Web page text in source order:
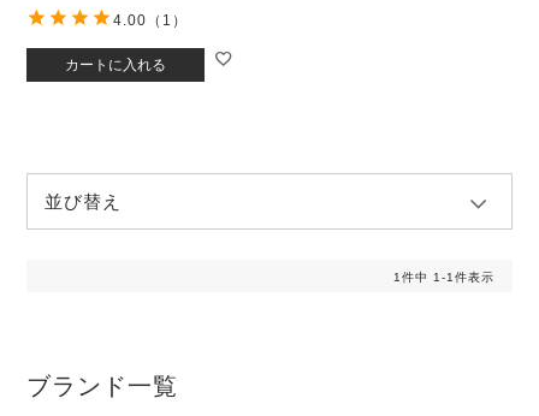
カートに入れる
4.00 （1）
並び替え
1件中 1-1件表示
ブランド一覧